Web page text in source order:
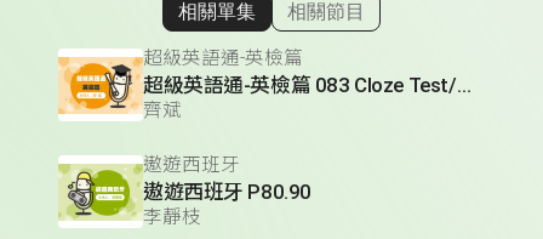
顯示相關單集
相關單集 相關節目
超級英語通-英檢篇
超級英語通-英檢篇 083 Cloze Test/段落填空-13
齊斌
遨遊西班牙
遨遊西班牙 P80.90
李靜枝